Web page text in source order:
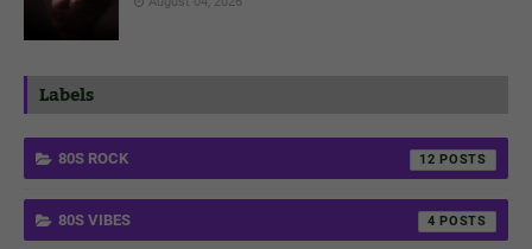
Labels
80S ROCK 12
80S VIBES 4